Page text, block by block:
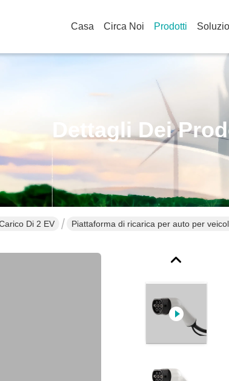
Casa Circa Noi Prodotti
Dettagli Dei
Di 2 EV
Piattaforma di ricarica per auto per